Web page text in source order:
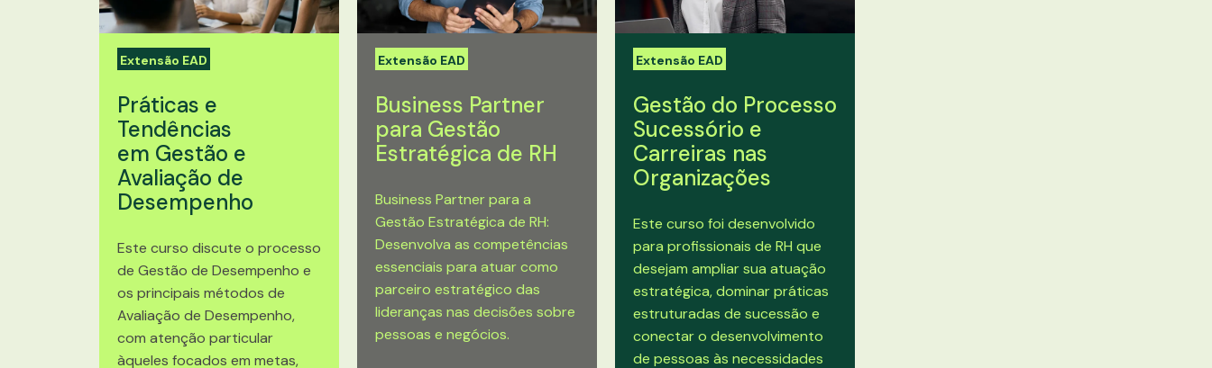
Extensão EAD
Práticas e
Tendências
em Gestão e
Avaliação de
Desempenho
Este curso discute o processo
de Gestão de Desempenho e
os principais métodos de
Avaliação de Desempenho,
com atenção particular
àqueles focados em metas,
Extensão EAD
Business Partner
para Gestão
Estratégica de RH
Business Partner para a
Gestão Estratégica de RH:
Desenvolva as competências
essenciais para atuar como
parceiro estratégico das
lideranças nas decisões sobre
pessoas e negócios.
Extensão EAD
Gestão do Processo
Sucessório e
Carreiras nas
Organizações
Este curso foi desenvolvido
para profissionais de RH que
desejam ampliar sua atuação
estratégica, dominar práticas
estruturadas de sucessão e
conectar o desenvolvimento
de pessoas às necessidades